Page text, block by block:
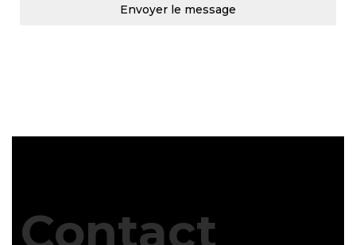
Envoyer le message
Contact